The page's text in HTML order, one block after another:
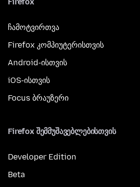
ჩამოტვირთვა
Firefox კომპიუტერისთვის
Android-ისთვის
iOS-ისთვის
Focus ბრაუზერი
Firefox შემმუშავებლებისთვის
Developer Edition
Beta